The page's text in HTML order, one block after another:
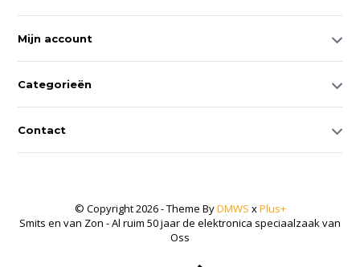
Mijn account
Categorieën
Contact
© Copyright 2026 - Theme ByDMWS xPlus+
Smits en van Zon - Al ruim 50 jaar de elektronica speciaalzaak van
Oss